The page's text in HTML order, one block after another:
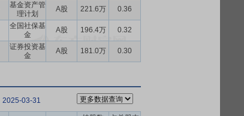
基金资产管
理计划
A股 221.6万 0.36
全国社保基
金
A股 196.4万 0.32
证券投资基
金
A股 181.0万 0.30
2025-03-31